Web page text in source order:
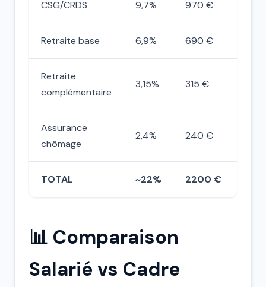
CSG/CRDS 9,7% 970 €
Retraite base 6,9% 690 €
Retraite
complémentaire
3,15% 315 €
Assurance
chômage
2,4% 240 €
TOTAL ~22% 2200 €
📊 Comparaison
Salarié vs Cadre